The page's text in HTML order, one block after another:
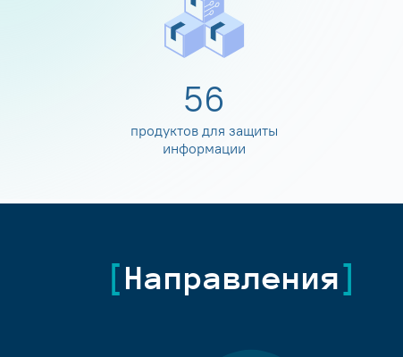
60
продуктов для защиты
информации
Направления